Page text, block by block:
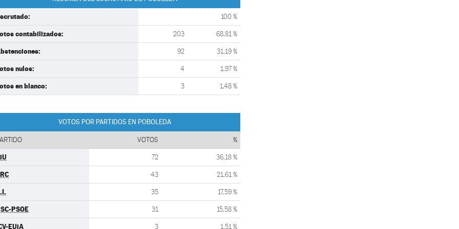
100 %
contabilizados: 203 68,81 %
92 31,19 %
nulos: 4 1,97 %
en blanco: 3 1,48 %
VOTOS POR PARTIDOS EN POBOLEDA
VOTOS %
72 36,18 %
43 21,61 %
35 17,59 %
PSOE 31 15,58 %
EUiA 3 1,51 %